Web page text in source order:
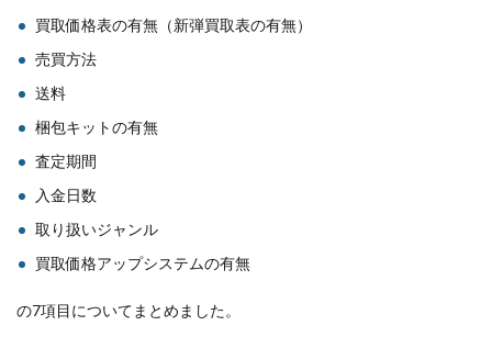
買取価格表の有無（新弾買取表の有無）
売買方法
送料
梱包キットの有無
査定期間
入金日数
取り扱いジャンル
買取価格アップシステムの有無
の7項目についてまとめました。